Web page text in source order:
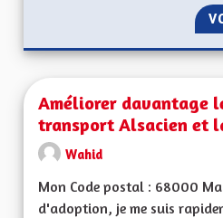
Améliorer davantage
transport Alsacien et
Wahid
Mon Code postal : 68000
d'adoption, je me suis